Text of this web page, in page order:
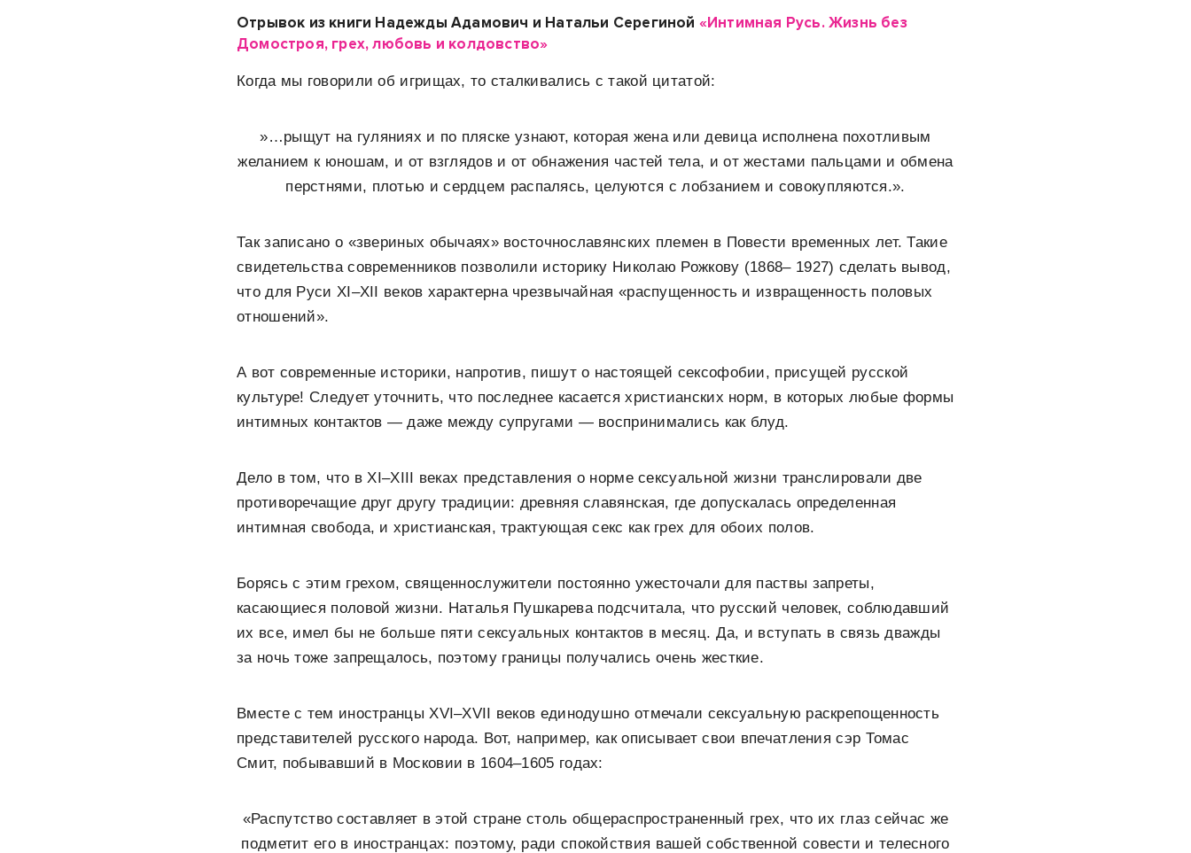
Отрывок из книги Надежды Адамович и Натальи Серегиной «Интимная Русь. Жизнь без
Домостроя, грех, любовь и колдовство»
Когда мы говорили об игрищах, то сталкивались с такой цитатой:
»…рыщут на гуляниях и по пляске узнают, которая жена или девица исполнена похотливым
желанием к юношам, и от взглядов и от обнажения частей тела, и от жестами пальцами и обмена
перстнями, плотью и сердцем распалясь, целуются с лобзанием и совокупляются.».
Так записано о «звериных обычаях» восточнославянских племен в Повести временных лет. Такие
свидетельства современников позволили историку Николаю Рожкову (1868– 1927) сделать вывод,
что для Руси XI–XII веков характерна чрезвычайная «распущенность и извращенность половых
отношений».
А вот современные историки, напротив, пишут о настоящей сексофобии, присущей русской
культуре! Следует уточнить, что последнее касается христианских норм, в которых любые формы
интимных контактов — даже между супругами — воспринимались как блуд.
Дело в том, что в XI–XIII веках представления о норме сексуальной жизни транслировали две
противоречащие друг другу традиции: древняя славянская, где допускалась определенная
интимная свобода, и христианская, трактующая секс как грех для обоих полов.
Борясь с этим грехом, священнослужители постоянно ужесточали для паствы запреты,
касающиеся половой жизни. Наталья Пушкарева подсчитала, что русский человек, соблюдавший
их все, имел бы не больше пяти сексуальных контактов в месяц. Да, и вступать в связь дважды
за ночь тоже запрещалось, поэтому границы получались очень жесткие.
Вместе с тем иностранцы XVI–XVII веков единодушно отмечали сексуальную раскрепощенность
представителей русского народа. Вот, например, как описывает свои впечатления сэр Томас
Смит, побывавший в Московии в 1604–1605 годах:
«Распутство составляет в этой стране столь общераспространенный грех, что их глаз сейчас же
подметит его в иностранцах: поэтому, ради спокойствия вашей собственной совести и телесного